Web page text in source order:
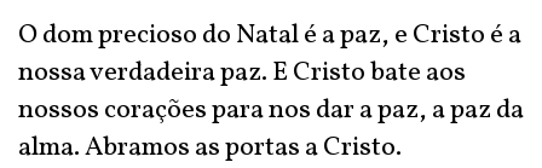
O dom precioso do Natal é a paz, e Cristo é a
nossa verdadeira paz. E Cristo bate aos
nossos corações para nos dar a paz, a paz da
alma. Abramos as portas a Cristo.